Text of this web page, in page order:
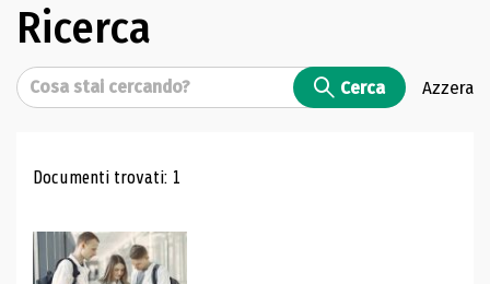
Ricerca
Cerca Cerca Azzera
Risultati di ricerca
Documenti trovati: 1